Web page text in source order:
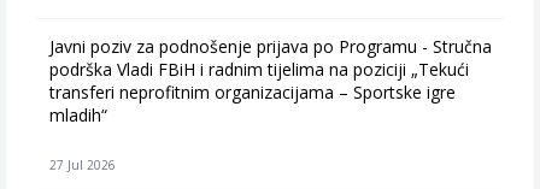
Javni poziv za podnošenje prijava po Programu - Stručna
podrška Vladi FBiH i radnim tijelima na poziciji „Tekući
transferi neprofitnim organizacijama – Sportske igre
mladih“
27 Jul 2026